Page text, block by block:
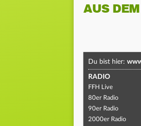
AUS
Du bist hier:
RADIO
FFH Live
80er Radio
90er Radio
2000er Radio